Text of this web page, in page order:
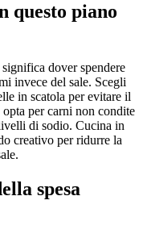
questo piano
dover spendere
invece del sale. Scegli
in scatola per evitare il
per carni non condite
di sodio. Cucina in
creativo per ridurre la
spesa